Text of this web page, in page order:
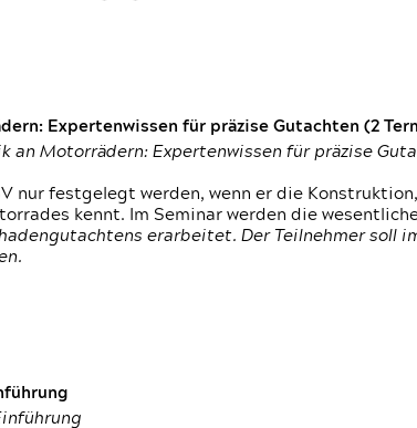
Expertenwissen für präzise Gutachten (2
an Motorrädern: Expertenwissen für präzise
nur festgelegt werden, wenn er die
kennt. Im Seminar werden die
erarbeitet. Der Teilnehmer soll